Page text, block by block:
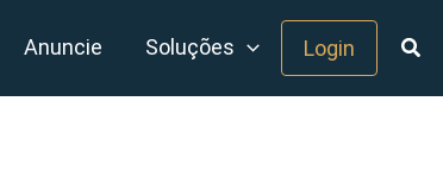
Anuncie Soluções Login